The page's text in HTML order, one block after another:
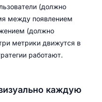
(должно
между появлением
(должно
метрики движутся в
работают.
каждую